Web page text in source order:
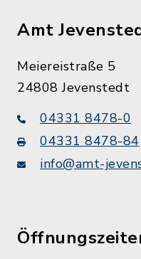
Amt
Meiereistraße 5
24808 Jevenstedt
04331 8478-0
04331 8478-84
info@amt-